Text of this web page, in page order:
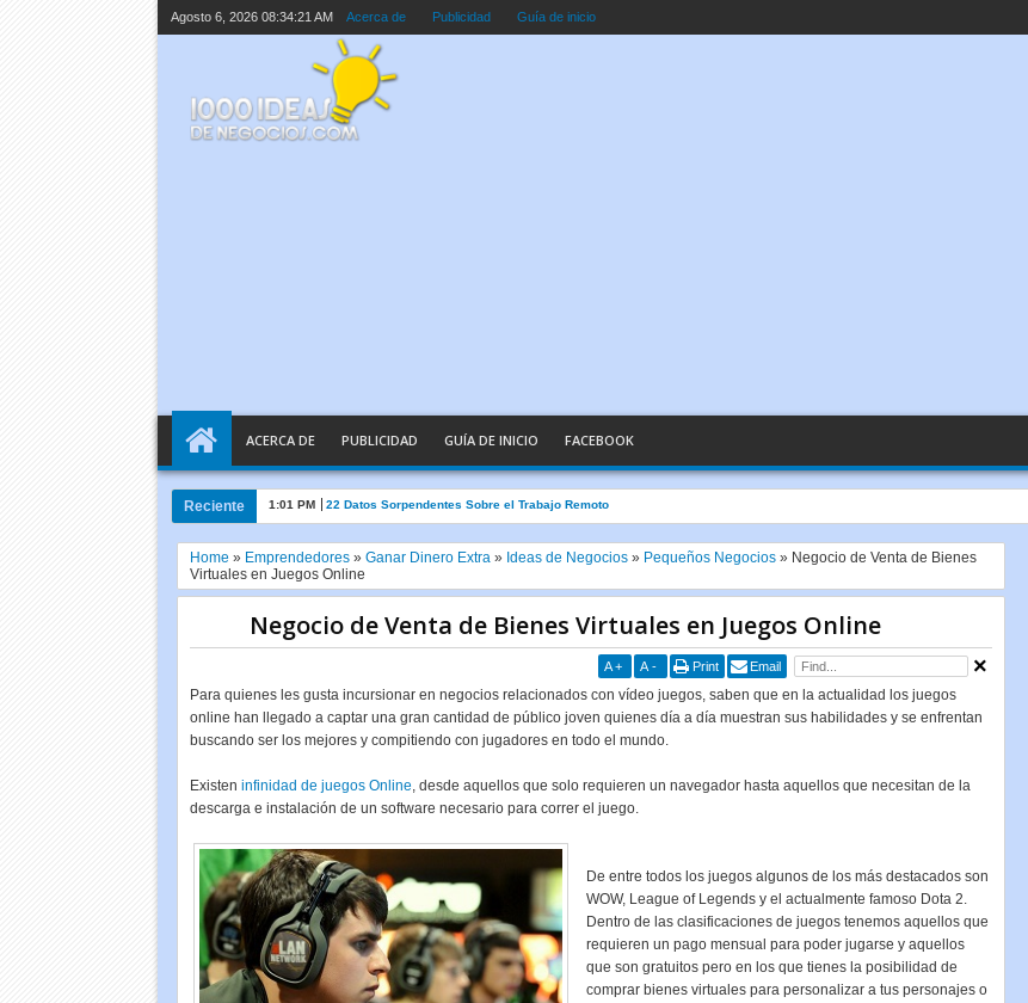
Agosto 6, 2026 08:34:22 AM Acerca de Publicidad Guía de inicio
ACERCA DE PUBLICIDAD GUÍA DE INICIO FACEBOOK
Reciente 10:05 AM Inteligencia Artificial Explicada en Palabras Sencillas
Home » Emprendedores» Ganar Dinero Extra» Ideas de Negocios» Pequeños Negocios» Negocio de Venta de Bienes
Virtuales en Juegos Online
Negocio de Venta de Bienes Virtuales en Juegos Online
A + A - Print Email
Para quienes les gusta incursionar en negocios relacionados con vídeo juegos, saben que en la actualidad los juegos
online han llegado a captar una gran cantidad de público joven quienes día a día muestran sus habilidades y se enfrentan
buscando ser los mejores y compitiendo con jugadores en todo el mundo.
Existen infinidad de juegos Online, desde aquellos que solo requieren un navegador hasta aquellos que necesitan de la
descarga e instalación de un software necesario para correr el juego.
De entre todos los juegos algunos de los más destacados son
WOW, League of Legends y el actualmente famoso Dota 2.
Dentro de las clasificaciones de juegos tenemos aquellos que
requieren un pago mensual para poder jugarse y aquellos
que son gratuitos pero en los que tienes la posibilidad de
comprar bienes virtuales para personalizar a tus personajes o